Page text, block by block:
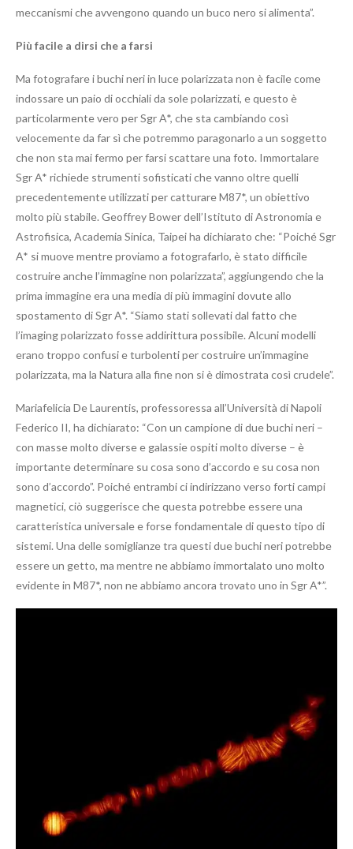
meccanismi che avvengono quando un buco nero si alimenta”.
Più facile a dirsi che a farsi
Ma fotografare i buchi neri in luce polarizzata non è facile come
indossare un paio di occhiali da sole polarizzati, e questo è
particolarmente vero per Sgr A*, che sta cambiando così
velocemente da far sì che potremmo paragonarlo a un soggetto
che non sta mai fermo per farsi scattare una foto. Immortalare
Sgr A* richiede strumenti sofisticati che vanno oltre quelli
precedentemente utilizzati per catturare M87*, un obiettivo
molto più stabile. Geoffrey Bower dell’Istituto di Astronomia e
Astrofisica, Academia Sinica, Taipei ha dichiarato che: “Poiché Sgr
A* si muove mentre proviamo a fotografarlo, è stato difficile
costruire anche l’immagine non polarizzata”, aggiungendo che la
prima immagine era una media di più immagini dovute allo
spostamento di Sgr A*. “Siamo stati sollevati dal fatto che
l’imaging polarizzato fosse addirittura possibile. Alcuni modelli
erano troppo confusi e turbolenti per costruire un’immagine
polarizzata, ma la Natura alla fine non si è dimostrata così crudele”.
Mariafelicia De Laurentis, professoressa all’Università di Napoli
Federico II, ha dichiarato: “Con un campione di due buchi neri –
con masse molto diverse e galassie ospiti molto diverse – è
importante determinare su cosa sono d’accordo e su cosa non
sono d’accordo”. Poiché entrambi ci indirizzano verso forti campi
magnetici, ciò suggerisce che questa potrebbe essere una
caratteristica universale e forse fondamentale di questo tipo di
sistemi. Una delle somiglianze tra questi due buchi neri potrebbe
essere un getto, ma mentre ne abbiamo immortalato uno molto
evidente in M87*, non ne abbiamo ancora trovato uno in Sgr A*”.